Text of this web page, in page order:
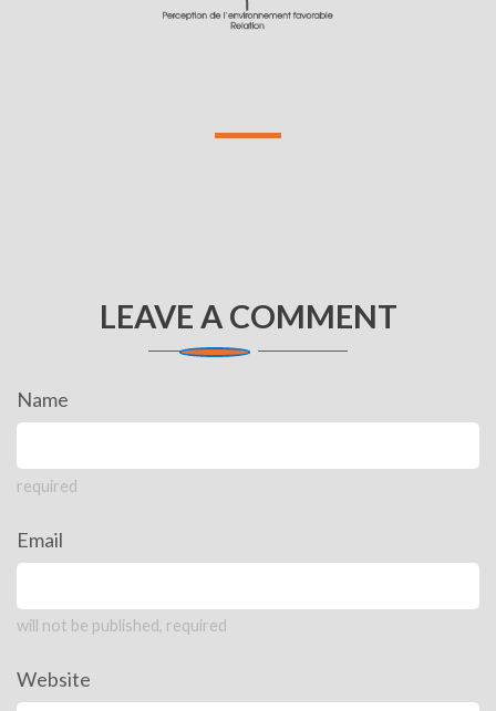
LEAVE A COMMENT
Name
required
Email
will not be published, required
Website